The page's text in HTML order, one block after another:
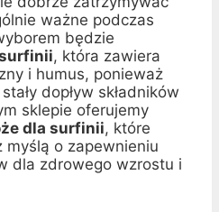
ważne podczas
będzie
, która zawiera
i humus, ponieważ
dopływ składników
sklepie oferujemy
dla surfinii, które
myślą o zapewnieniu
dla zdrowego wzrostu i